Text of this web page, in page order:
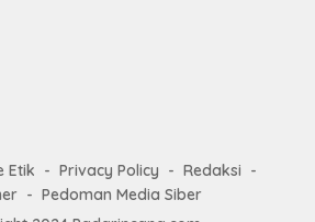
Etik Privacy Policy
Redaksi
Pedoman Media Siber